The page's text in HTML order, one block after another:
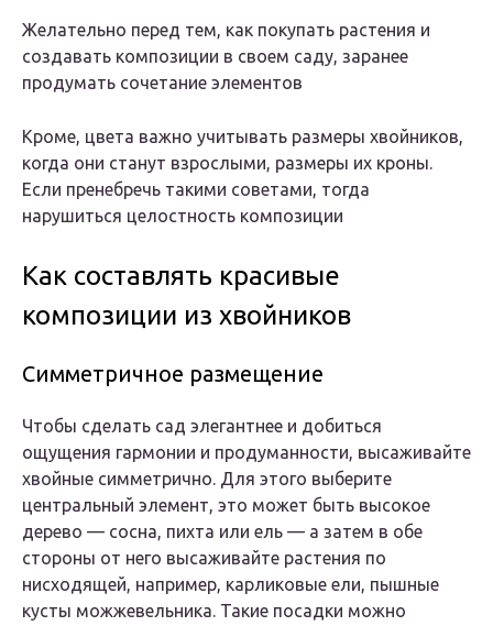
Желательно перед тем, как покупать растения и
создавать композиции в своем саду, заранее
продумать сочетание элементов
Кроме, цвета важно учитывать размеры хвойников,
когда они станут взрослыми, размеры их кроны.
Если пренебречь такими советами, тогда
нарушиться целостность композиции
Как составлять красивые
композиции из хвойников
Симметричное размещение
Чтобы сделать сад элегантнее и добиться
ощущения гармонии и продуманности, высаживайте
хвойные симметрично. Для этого выберите
центральный элемент, это может быть высокое
дерево — сосна, пихта или ель — а затем в обе
стороны от него высаживайте растения по
нисходящей, например, карликовые ели, пышные
кусты можжевельника. Такие посадки можно